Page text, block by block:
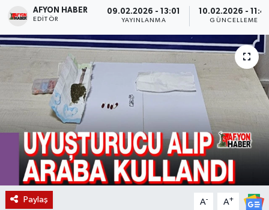
AFYON HABER
EDITÖR
09.02.2026 - 13:01
YAYINLANMA
10.02.2026 - 11:41
GÜNCELLEME
Paylaş A- A+
Etkinlikler